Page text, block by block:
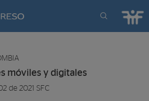
móviles y digitales
de 2021 SFC